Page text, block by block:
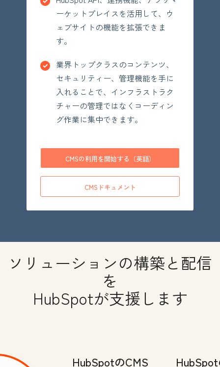
ーケットプレイスを活用して、ウ
ェブサイトの機能を拡張できま
す。
業界トップクラスのコンテンツ、
セキュリティー、管理機能を手に
入れることで、インフラストラク
チャーの管理ではなくコーディン
グ作業に集中できます。
CMSの利用を開始する（英語）
CMSドキュメント
ソリューションの構築と配信
を
HubSpotが支援します
HubSpotのCMS